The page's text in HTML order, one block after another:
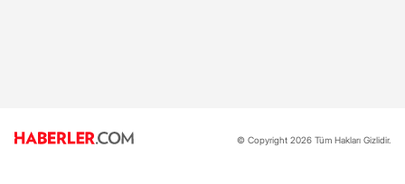
© Copyright 2026 Tüm Hakları Gizlidir.